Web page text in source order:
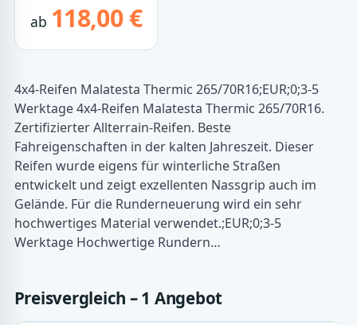
ab 118,00 €
4x4-Reifen Malatesta Thermic 265/70R16;EUR;0;3-5
Werktage 4x4-Reifen Malatesta Thermic 265/70R16.
Zertifizierter Allterrain-Reifen. Beste
Fahreigenschaften in der kalten Jahreszeit. Dieser
Reifen wurde eigens für winterliche Straßen
entwickelt und zeigt exzellenten Nassgrip auch im
Gelände. Für die Runderneuerung wird ein sehr
hochwertiges Material verwendet.;EUR;0;3-5
Werktage Hochwertige Rundern…
Preisvergleich – 1 Angebot